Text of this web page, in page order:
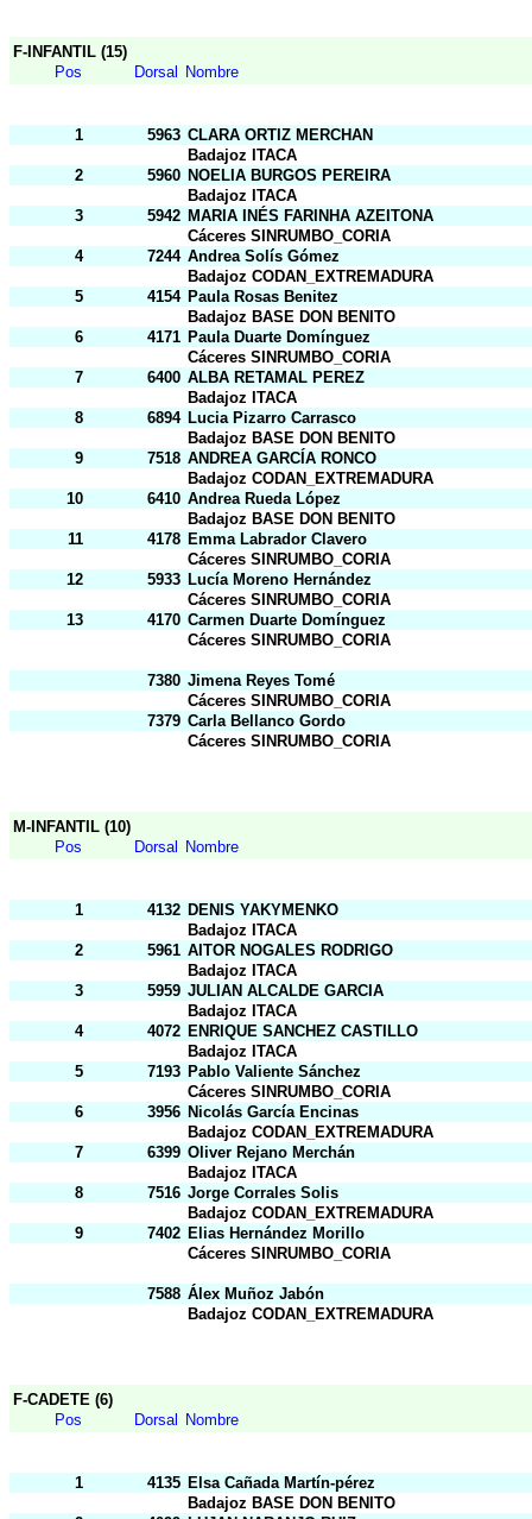
F-INFANTIL (15)
Pos
Dorsal Nombre
1 5963 CLARA ORTIZ MERCHAN
Badajoz ITACA
2
5960 NOELIA BURGOS PEREIRA
Badajoz ITACA
3
5942 MARIA INÉS FARINHA AZEITONA
Cáceres SINRUMBO_CORIA
4
7244 Andrea Solís Gómez
Badajoz CODAN_EXTREMADURA
5
4154 Paula Rosas Benitez
Badajoz BASE DON BENITO
6
4171 Paula Duarte Domínguez
Cáceres SINRUMBO_CORIA
7
6400 ALBA RETAMAL PEREZ
Badajoz ITACA
8
6894 Lucia Pizarro Carrasco
Badajoz BASE DON BENITO
9
7518 ANDREA GARCÍA RONCO
Badajoz CODAN_EXTREMADURA
10
6410 Andrea Rueda López
Badajoz BASE DON BENITO
11
4178 Emma Labrador Clavero
Cáceres SINRUMBO_CORIA
12
5933 Lucía Moreno Hernández
Cáceres SINRUMBO_CORIA
13
4170 Carmen Duarte Domínguez
Cáceres SINRUMBO_CORIA
7380 Jimena Reyes Tomé
Cáceres SINRUMBO_CORIA
7379 Carla Bellanco Gordo
Cáceres SINRUMBO_CORIA
M-INFANTIL (10)
Pos
Dorsal Nombre
1 4132 DENIS YAKYMENKO
Badajoz ITACA
2
5961 AITOR NOGALES RODRIGO
Badajoz ITACA
3
5959 JULIAN ALCALDE GARCIA
Badajoz ITACA
4
4072 ENRIQUE SANCHEZ CASTILLO
Badajoz ITACA
5
7193 Pablo Valiente Sánchez
Cáceres SINRUMBO_CORIA
6
3956 Nicolás García Encinas
Badajoz CODAN_EXTREMADURA
7
6399 Oliver Rejano Merchán
Badajoz ITACA
8
7516 Jorge Corrales Solis
Badajoz CODAN_EXTREMADURA
9
7402 Elias Hernández Morillo
Cáceres SINRUMBO_CORIA
7588 Álex Muñoz Jabón
Badajoz CODAN_EXTREMADURA
F-CADETE (6)
Pos
Dorsal Nombre
1 4135 Elsa Cañada Martín-pérez
Badajoz BASE DON BENITO